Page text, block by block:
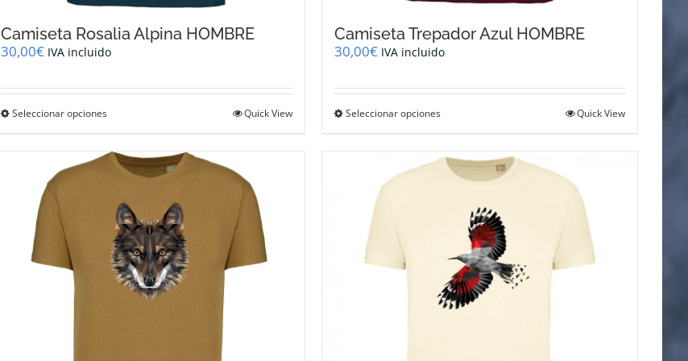
Camiseta Rosalia Alpina HOMBRE
30,00€ IVA incluido
Seleccionar opciones
múltiples
variantes.
opciones
se
pueden
elegir
en
Quick View
Camiseta Trepador Azul HOMBRE
30,00€ IVA incluido
Seleccionar opcionesEste
múltiples
variantes.
opciones
pueden
elegir
en
la
página
Quick View